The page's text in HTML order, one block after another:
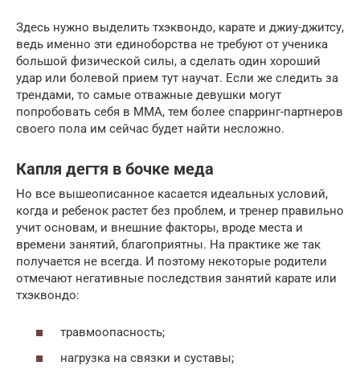
Здесь нужно выделить тхэквондо, карате и джиу-джитсу,
ведь именно эти единоборства не требуют от ученика
большой физической силы, а сделать один хороший
удар или болевой прием тут научат. Если же следить за
трендами, то самые отважные девушки могут
попробовать себя в ММА, тем более спарринг-партнеров
своего пола им сейчас будет найти несложно.
Капля дегтя в бочке меда
Но все вышеописанное касается идеальных условий,
когда и ребенок растет без проблем, и тренер правильно
учит основам, и внешние факторы, вроде места и
времени занятий, благоприятны. На практике же так
получается не всегда. И поэтому некоторые родители
отмечают негативные последствия занятий карате или
тхэквондо:
травмоопасность;
нагрузка на связки и суставы;